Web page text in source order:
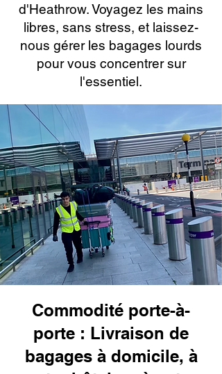
d'Heathrow. Voyagez les mains
libres, sans stress, et laissez-
nous gérer les bagages lourds
pour vous concentrer sur
l'essentiel.
Commodité porte-à-
porte : Livraison de
bagages à domicile, à